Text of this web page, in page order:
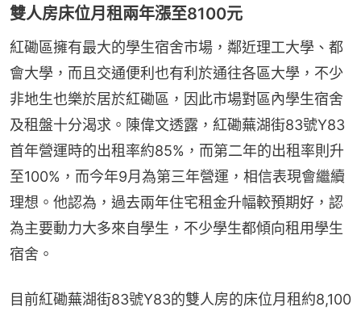
雙人房床位月租兩年漲至8100元
紅磡區擁有最大的學生宿舍市場，鄰近理工大學、都
會大學，而且交通便利也有利於通往各區大學，不少
非地生也樂於居於紅磡區，因此市場對區內學生宿舍
及租盤十分渴求。陳偉文透露，紅磡蕪湖街83號Y83
首年營運時的出租率約85%，而第二年的出租率則升
至100%，而今年9月為第三年營運，相信表現會繼續
理想。他認為，過去兩年住宅租金升幅較預期好，認
為主要動力大多來自學生，不少學生都傾向租用學生
宿舍。
目前紅磡蕪湖街83號Y83的雙人房的床位月租約8,100